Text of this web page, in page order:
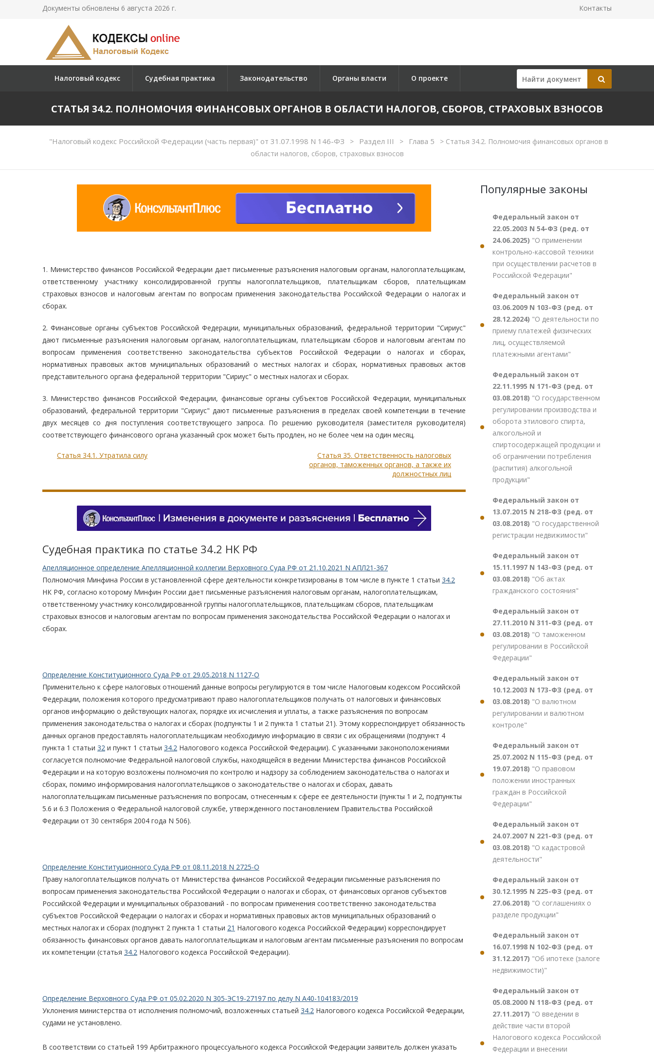
Документы обновлены 6 августа 2026 г. Контакты
Налоговый кодекс Судебная практика Законодательство Органы власти О проекте
СТАТЬЯ 34.2. ПОЛНОМОЧИЯ ФИНАНСОВЫХ ОРГАНОВ В ОБЛАСТИ НАЛОГОВ, СБОРОВ, СТРАХОВЫХ ВЗНОСОВ
"Налоговый кодекс Российской Федерации (часть первая)" от 31.07.1998 N 146-ФЗ > Раздел III > Глава 5 > Статья 34.2. Полномочия финансовых органов в
области налогов, сборов, страховых взносов
1. Министерство финансов Российской Федерации дает письменные разъяснения налоговым органам, налогоплательщикам,
ответственному участнику консолидированной группы налогоплательщиков, плательщикам сборов, плательщикам
страховых взносов и налоговым агентам по вопросам применения законодательства Российской Федерации о налогах и
сборах.
2. Финансовые органы субъектов Российской Федерации, муниципальных образований, федеральной территории "Сириус"
дают письменные разъяснения налоговым органам, налогоплательщикам, плательщикам сборов и налоговым агентам по
вопросам применения соответственно законодательства субъектов Российской Федерации о налогах и сборах,
нормативных правовых актов муниципальных образований о местных налогах и сборах, нормативных правовых актов
представительного органа федеральной территории "Сириус" о местных налогах и сборах.
3. Министерство финансов Российской Федерации, финансовые органы субъектов Российской Федерации, муниципальных
образований, федеральной территории "Сириус" дают письменные разъяснения в пределах своей компетенции в течение
двух месяцев со дня поступления соответствующего запроса. По решению руководителя (заместителя руководителя)
соответствующего финансового органа указанный срок может быть продлен, но не более чем на один месяц.
Статья 34.1. Утратила силу
Статья 35. Ответственность налоговых
органов, таможенных органов, а также их
должностных лиц
Судебная практика по статье 34.2 НК РФ
Апелляционное определение Апелляционной коллегии Верховного Суда РФ от 21.10.2021 N АПЛ21-367
Полномочия Минфина России в установленной сфере деятельности конкретизированы в том числе в пункте 1 статьи 34.2
НК РФ, согласно которому Минфин России дает письменные разъяснения налоговым органам, налогоплательщикам,
ответственному участнику консолидированной группы налогоплательщиков, плательщикам сборов, плательщикам
страховых взносов и налоговым агентам по вопросам применения законодательства Российской Федерации о налогах и
сборах.
Определение Конституционного Суда РФ от 29.05.2018 N 1127-О
Применительно к сфере налоговых отношений данные вопросы регулируются в том числе Налоговым кодексом Российской
Федерации, положения которого предусматривают право налогоплательщиков получать от налоговых и финансовых
органов информацию о действующих налогах, порядке их исчисления и уплаты, а также разъяснения по вопросам
применения законодательства о налогах и сборах (подпункты 1 и 2 пункта 1 статьи 21). Этому корреспондирует обязанность
данных органов предоставлять налогоплательщикам необходимую информацию в связи с их обращениями (подпункт 4
пункта 1 статьи 32 и пункт 1 статьи 34.2 Налогового кодекса Российской Федерации). С указанными законоположениями
согласуется полномочие Федеральной налоговой службы, находящейся в ведении Министерства финансов Российской
Федерации и на которую возложены полномочия по контролю и надзору за соблюдением законодательства о налогах и
сборах, помимо информирования налогоплательщиков о законодательстве о налогах и сборах, давать
налогоплательщикам письменные разъяснения по вопросам, отнесенным к сфере ее деятельности (пункты 1 и 2, подпункты
5.6 и 6.3 Положения о Федеральной налоговой службе, утвержденного постановлением Правительства Российской
Федерации от 30 сентября 2004 года N 506).
Определение Конституционного Суда РФ от 08.11.2018 N 2725-О
Праву налогоплательщиков получать от Министерства финансов Российской Федерации письменные разъяснения по
вопросам применения законодательства Российской Федерации о налогах и сборах, от финансовых органов субъектов
Российской Федерации и муниципальных образований - по вопросам применения соответственно законодательства
субъектов Российской Федерации о налогах и сборах и нормативных правовых актов муниципальных образований о
местных налогах и сборах (подпункт 2 пункта 1 статьи 21 Налогового кодекса Российской Федерации) корреспондирует
обязанность финансовых органов давать налогоплательщикам и налоговым агентам письменные разъяснения по вопросам
их компетенции (статья 34.2 Налогового кодекса Российской Федерации).
Определение Верховного Суда РФ от 05.02.2020 N 305-ЭС19-27197 по делу N А40-104183/2019
Уклонения министерства от исполнения полномочий, возложенных статьей 34.2 Налогового кодекса Российской Федерации,
судами не установлено.
В соответствии со статьей 199 Арбитражного процессуального кодекса Российской Федерации заявитель должен указать
Популярные законы
Федеральный закон от
22.05.2003 N 54-ФЗ (ред. от
24.06.2025) "О применении
контрольно-кассовой техники
при осуществлении расчетов в
Российской Федерации"
Федеральный закон от
03.06.2009 N 103-ФЗ (ред. от
28.12.2024) "О деятельности по
приему платежей физических
лиц, осуществляемой
платежными агентами"
Федеральный закон от
22.11.1995 N 171-ФЗ (ред. от
03.08.2018) "О государственном
регулировании производства и
оборота этилового спирта,
алкогольной и
спиртосодержащей продукции и
об ограничении потребления
(распития) алкогольной
продукции"
Федеральный закон от
13.07.2015 N 218-ФЗ (ред. от
03.08.2018) "О государственной
регистрации недвижимости"
Федеральный закон от
15.11.1997 N 143-ФЗ (ред. от
03.08.2018) "Об актах
гражданского состояния"
Федеральный закон от
27.11.2010 N 311-ФЗ (ред. от
03.08.2018) "О таможенном
регулировании в Российской
Федерации"
Федеральный закон от
10.12.2003 N 173-ФЗ (ред. от
03.08.2018) "О валютном
регулировании и валютном
контроле"
Федеральный закон от
25.07.2002 N 115-ФЗ (ред. от
19.07.2018) "О правовом
положении иностранных
граждан в Российской
Федерации"
Федеральный закон от
24.07.2007 N 221-ФЗ (ред. от
03.08.2018) "О кадастровой
деятельности"
Федеральный закон от
30.12.1995 N 225-ФЗ (ред. от
27.06.2018) "О соглашениях о
разделе продукции"
Федеральный закон от
16.07.1998 N 102-ФЗ (ред. от
31.12.2017) "Об ипотеке (залоге
недвижимости)"
Федеральный закон от
05.08.2000 N 118-ФЗ (ред. от
27.11.2017) "О введении в
действие части второй
Налогового кодекса Российской
Федерации и внесении